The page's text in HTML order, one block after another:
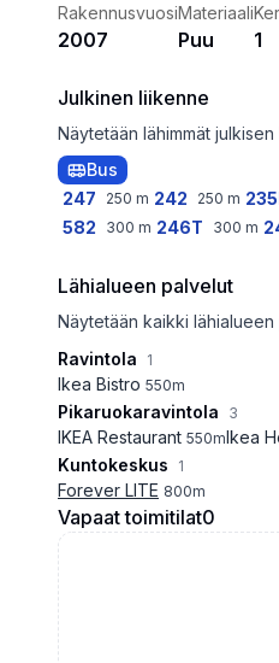
Rakennusvuosi
2007
Materiaali
Puu 1
Julkinen liikenne
Näytetään lähimmät
Bus
247
250 m 242 250 m
582 300 m 246T 300 m
Lähialueen palvelut
Näytetään kaikki lähialueen
Ravintola
1
Ikea Bistro 550m
Pikaruokaravintola 3
IKEA Restaurant 550mIkea
Kuntokeskus 1
Forever LITE 800m
Vapaat toimitilat0